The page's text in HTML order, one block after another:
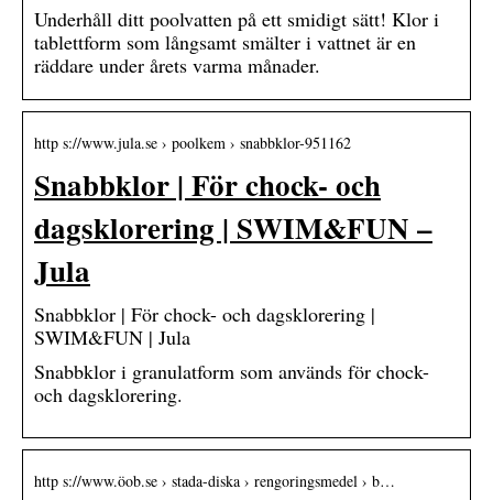
Underhåll ditt poolvatten på ett smidigt sätt! Klor i
tablettform som långsamt smälter i vattnet är en
räddare under årets varma månader.
http s://www.jula.se › poolkem › snabbklor-951162
Snabbklor | För chock- och
dagsklorering | SWIM&FUN –
Jula
Snabbklor | För chock- och dagsklorering |
SWIM&FUN | Jula
Snabbklor i granulatform som används för chock-
och dagsklorering.
http s://www.öob.se › stada-diska › rengoringsmedel › b…